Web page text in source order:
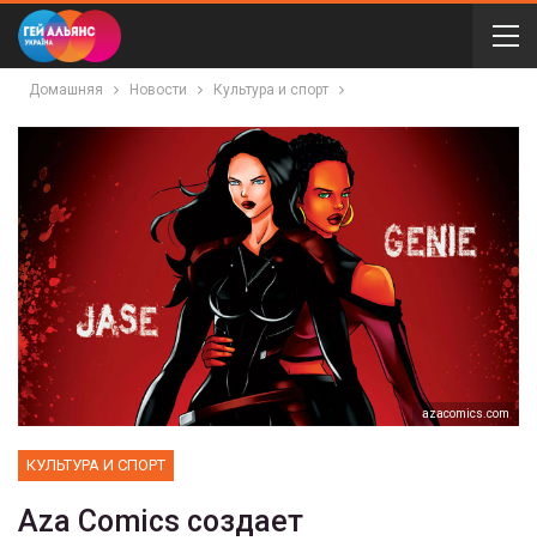
Домашняя Новости Культура и спорт
azacomics.com
КУЛЬТУРА И СПОРТ
Aza Comics создает